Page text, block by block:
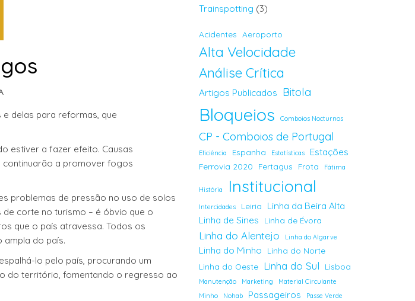
delas para reformas, que
estiver a fazer efeito. Causas
continuarão a promover fogos
problemas de pressão no uso de solos
corte no turismo – é óbvio que o
que o país atravessa. Todos os
do país.
lo pelo país, procurando um
do território, fomentando o regresso ao
Trainspotting (3)
Acidentes Aeroporto
Alta Velocidade
Análise Crítica
Artigos Publicados Bitola
Bloqueios Comboios Nocturnos
CP - Comboios de Portugal
Eficiência Espanha Estatísticas Estações
Ferrovia 2020 Fertagus Frota Fátima
História Institucional
Intercidades Leiria
Linha da Beira Alta
Linha de Sines
Linha de Évora
Linha do Alentejo Linha do Algarve
Linha do Minho
Linha do Norte
Linha do Oeste
Linha do Sul Lisboa
Manutenção Marketing
Material Circulante
Minho
Nohab Passageiros Passe Verde